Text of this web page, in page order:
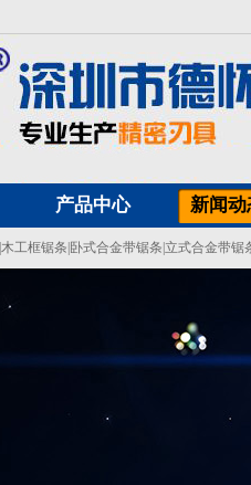
产品中心 新闻动
木工框锯条 卧式合金带锯条 立式合金带锯